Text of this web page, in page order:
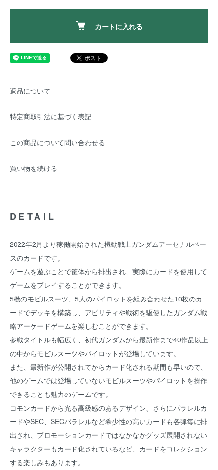
カートに入れる
返品について
特定商取引法に基づく表記
この商品について問い合わせる
買い物を続ける
DETAIL
2022年2月より稼働開始された機動戦士ガンダムアーセナルベー
スのカードです。
ゲームを遊ぶことで筐体から排出され、実際にカードを使用して
ゲームをプレイすることができます。
5機のモビルスーツ、5人のパイロットを組み合わせた10枚のカ
ードでデッキを構築し、アビリティや戦術を駆使したガンダム戦
略アーケードゲームを楽しむことができます。
参戦タイトルも幅広く、初代ガンダムから最新作まで40作品以上
の中からモビルスーツやパイロットが登場しています。
また、最新作が公開されてからカード化される期間も早いので、
他のゲームでは登場していないモビルスーツやパイロットを操作
できることも魅力のゲームです。
コモンカードから光る高級感のあるデザイン、さらにパラレルカ
ードやSEC、SECパラレルなど希少性の高いカードも各弾毎に排
出され、プロモーションカードではなかなかグッズ展開されない
キャラクターもカード化されているなど、カードをコレクション
する楽しみもあります。